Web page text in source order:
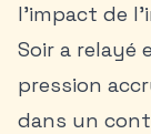
l’impact de
Soir a relayé
pression
dans un